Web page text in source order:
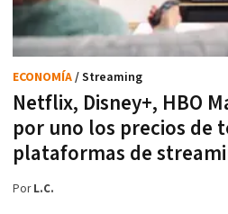
Netflix, Disney+, HBO
por uno los precios de
plataformas de
ECONOMÍA/ Streaming
PorL.C.